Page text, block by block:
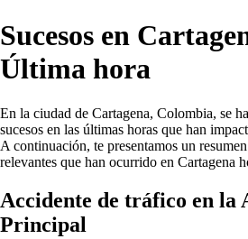
Sucesos en
Última hora
En la ciudad de Cartagena, Colombia, se
sucesos en las últimas horas que han
A continuación, te presentamos un
relevantes que han ocurrido en Cartagena
Accidente de tráfico en la
Principal